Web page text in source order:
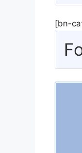
[bn-